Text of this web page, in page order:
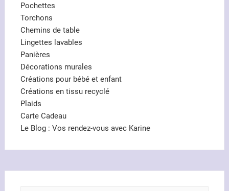
Pochettes
Torchons
Chemins de table
Lingettes lavables
Panières
Décorations murales
Créations pour bébé et enfant
Créations en tissu recyclé
Plaids
Carte Cadeau
Le Blog : Vos rendez-vous avec Karine